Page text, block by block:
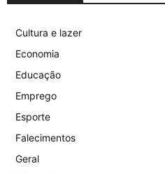
Cultura e lazer
Economia
Educação
Emprego
Esporte
Falecimentos
Geral